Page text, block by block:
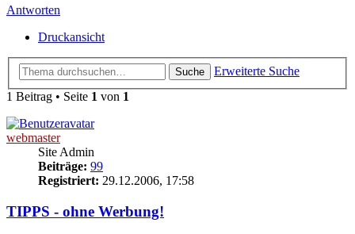
Antworten
Druckansicht
Suche
Erweiterte Suche
1 Beitrag • Seite 1 von 1
webmaster
Site Admin
Beiträge: 99
Registriert: 29.12.2006, 17:58
TIPPS - ohne Werbung!